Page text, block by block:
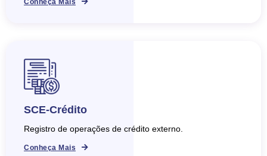
SCE-Crédito
Registro de operações de crédito externo.
Conheça Mais